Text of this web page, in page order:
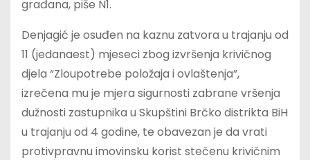
građana, piše N1.
Denjagić je osuđen na kaznu zatvora u trajanju od
11 (jedanaest) mjeseci zbog izvršenja krivičnog
djela “Zloupotrebe položaja i ovlaštenja”,
izrečena mu je mjera sigurnosti zabrane vršenja
dužnosti zastupnika u Skupštini Brčko distrikta BiH
u trajanju od 4 godine, te obavezan je da vrati
protivpravnu imovinsku korist stečenu krivičnim